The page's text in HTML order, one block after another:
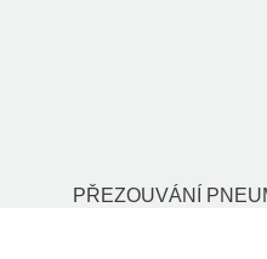
PŘEZOUVÁNÍ